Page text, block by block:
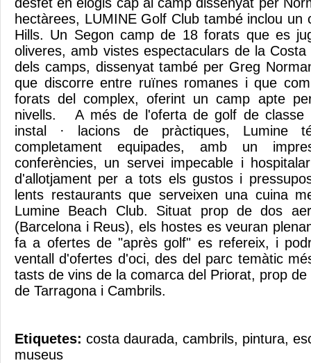
hectàrees, LUMINE Golf Club també inclou un
Hills. Un Segon camp de 18 forats que es
oliveres, amb vistes espectaculars de la
dels camps, dissenyat també per Greg
que discorre entre ruïnes romanes i que
forats del complex, oferint un camp apte
nivells. A més de l'oferta de golf de classe
instal · lacions de pràctiques, Lumine
completament equipades, amb un
conferències, un servei impecable i
d'allotjament per a tots els gustos i
lents restaurants que serveixen una cuina
Lumine Beach Club. Situat prop de dos
(Barcelona i Reus), els hostes es veuran
fa a ofertes de "après golf" es refereix, i
ventall d'ofertes d'oci, des del parc temàtic
tasts de vins de la comarca del Priorat, prop
de Tarragona i Cambrils.
Etiquetes: costa daurada, cambrils, pintura,
museus